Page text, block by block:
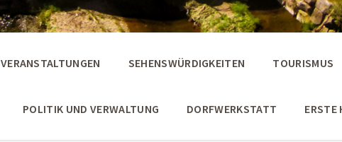
VERANSTALTUNGEN SEHENSWÜRDIGKEITEN TOURISMUS
POLITIK UND VERWALTUNG DORFWERKSTATT ERSTE